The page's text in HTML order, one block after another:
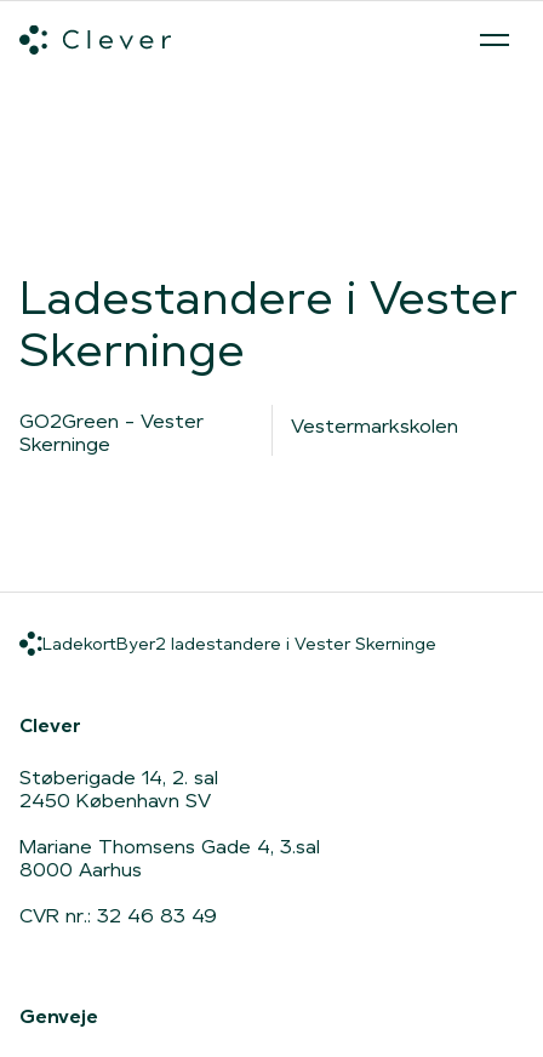
Ladestandere i Vester
Skerninge
GO2Green - Vester
Skerninge
Vestermarkskolen
LadekortLadekort
ByerByer
2 ladestandere i Vester Skerninge
Clever
Støberigade 14, 2. sal
2450 København SV
Mariane Thomsens Gade 4, 3.sal
8000 Aarhus
CVR nr.: 32 46 83 49
Genveje